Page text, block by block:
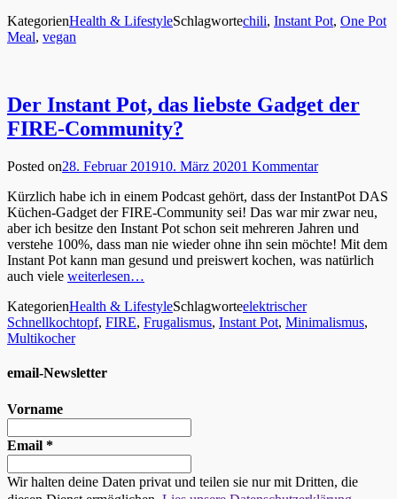
KategorienHealth & LifestyleSchlagwortechili, Instant Pot, One Pot
Meal, vegan
Der Instant Pot, das liebste Gadget der
FIRE-Community?
Posted on28. Februar 201910. März 20201 Kommentar
Kürzlich habe ich in einem Podcast gehört, dass der InstantPot DAS
Küchen-Gadget der FIRE-Community sei! Das war mir zwar neu,
aber ich besitze den Instant Pot schon seit mehreren Jahren und
verstehe 100%, dass man nie wieder ohne ihn sein möchte! Mit dem
Instant Pot kann man gesund und preiswert kochen, was natürlich
auch viele weiterlesen…
KategorienHealth & LifestyleSchlagworteelektrischer
Schnellkochtopf, FIRE, Frugalismus, Instant Pot, Minimalismus,
Multikocher
email-Newsletter
Vorname
Email *
Wir halten deine Daten privat und teilen sie nur mit Dritten, die